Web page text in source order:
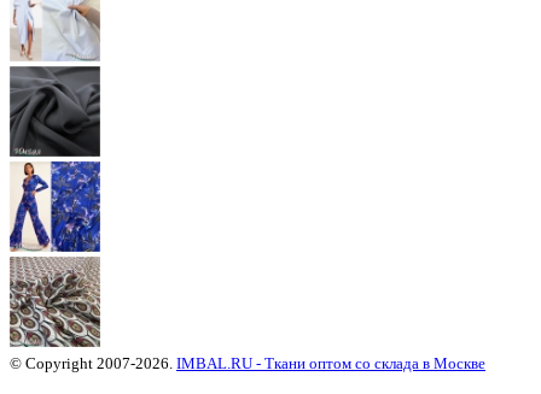
© Copyright 2007-2026. IMBAL.RU - Ткани оптом со склада в Москве